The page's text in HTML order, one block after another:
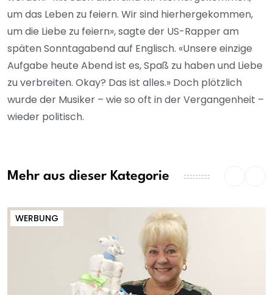
um das Leben zu feiern. Wir sind hierhergekommen,
um die Liebe zu feiern», sagte der US-Rapper am
späten Sonntagabend auf Englisch. «Unsere einzige
Aufgabe heute Abend ist es, Spaß zu haben und Liebe
zu verbreiten. Okay? Das ist alles.» Doch plötzlich
wurde der Musiker – wie so oft in der Vergangenheit –
wieder politisch.
Mehr aus dieser Kategorie
WERBUNG